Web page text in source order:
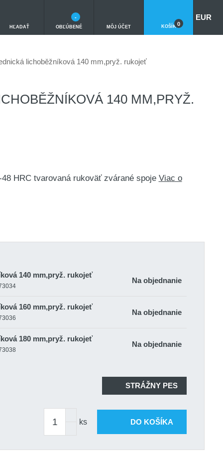
HĽADAŤ OBĽÚBENÉ
-
MÔJ ÚČET KOŠÍK 0
EUR
lichoběžníková 140 mm,pryž. rukojeť
140 MM,PRYŽ.
HRC tvarovaná rukoväť zvárané spoje Viac o
140 mm,pryž. rukojeť
Na objednanie
160 mm,pryž. rukojeť
Na objednanie
180 mm,pryž. rukojeť
Na objednanie
STRÁŽNY PES
ks DO KOŠÍKA